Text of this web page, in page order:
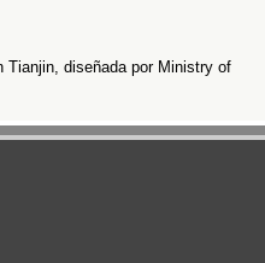
Tianjin, diseñada por Ministry of